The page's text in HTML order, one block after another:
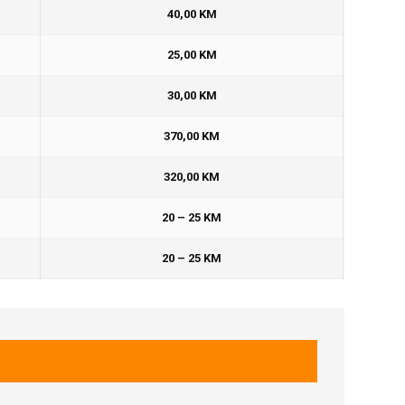
40,00 KM
25,00 KM
30,00 KM
370,00 KM
320,00 KM
20 – 25 KM
20 – 25 KM